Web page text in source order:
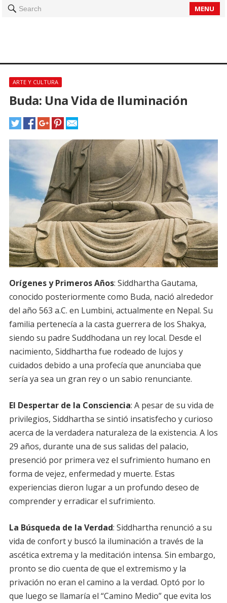
Search MENU
ARTE Y CULTURA
Buda: Una Vida de Iluminación
Orígenes y Primeros Años: Siddhartha Gautama,
conocido posteriormente como Buda, nació alrededor
del año 563 a.C. en Lumbini, actualmente en Nepal. Su
familia pertenecía a la casta guerrera de los Shakya,
siendo su padre Suddhodana un rey local. Desde el
nacimiento, Siddhartha fue rodeado de lujos y
cuidados debido a una profecía que anunciaba que
sería ya sea un gran rey o un sabio renunciante.
El Despertar de la Consciencia: A pesar de su vida de
privilegios, Siddhartha se sintió insatisfecho y curioso
acerca de la verdadera naturaleza de la existencia. A los
29 años, durante una de sus salidas del palacio,
presenció por primera vez el sufrimiento humano en
forma de vejez, enfermedad y muerte. Estas
experiencias dieron lugar a un profundo deseo de
comprender y erradicar el sufrimiento.
La Búsqueda de la Verdad: Siddhartha renunció a su
vida de confort y buscó la iluminación a través de la
ascética extrema y la meditación intensa. Sin embargo,
pronto se dio cuenta de que el extremismo y la
privación no eran el camino a la verdad. Optó por lo
que luego se llamaría el “Camino Medio” que evita los